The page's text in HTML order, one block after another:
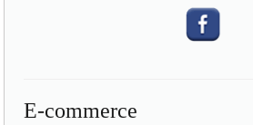
E-commerce